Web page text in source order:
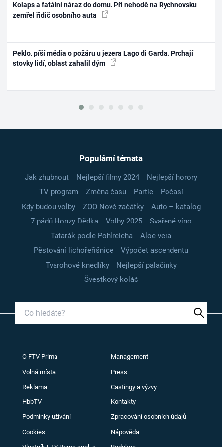
Kolaps a fatální náraz do domu. Při nehodě na Rychnovsku
zemřel řidič osobního auta
Peklo, píší média o požáru u jezera Lago di Garda. Prchají
stovky lidí, oblast zahalil dým
Populární témata
Jak zhubnout Nejlepší filmy 2024
Nejlepší horory
TV program
Změna času Partie
Počasí
Kdy budou volby
ZOO Nové začátky
Auto – katalog
7 pádů Honzy Dědka
Volby 2025
Svařené víno
Tatarák podle Pohlreicha
Aloe vera
Pěstování lichořeřišnice
Výpočet ascendentu
Tvarohové knedlíky
Nejlepší palačinky
Švestkový koláč
O FTV Prima Management
Volná místa Press
Reklama Castingy a výzvy
HbbTV Kontakty
Podmínky užívání Zpracování osobních údajů
Cookies Nápověda